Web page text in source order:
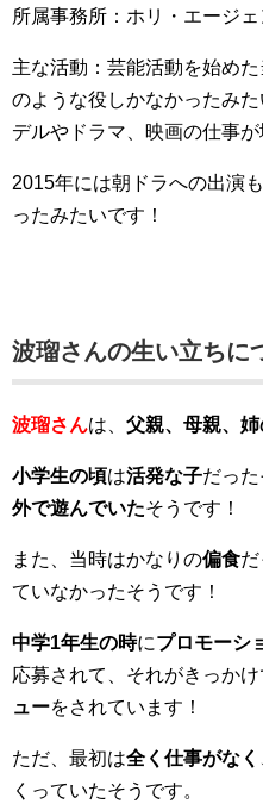
所属事務所：ホリ・エージ
主な活動：芸能活動を始め
のような役しかなかったみ
デルやドラマ、映画の仕事
2015年には朝ドラへの出演
ったみたいです！
波瑠さんの生い立ちに
波瑠さんは、 父親、母親、
小学生の頃は活発な子だった
外で遊んでいたそうです！
また、当時はかなりの偏食だ
ていなかったそうです！
中学1年生の時にプロモーシ
応募されて、それがきっかけ
ューをされています！
ただ、最初は全く仕事がなく
くっていたそうです。